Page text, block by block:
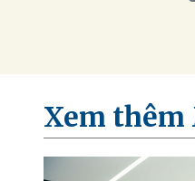
Xem thêm